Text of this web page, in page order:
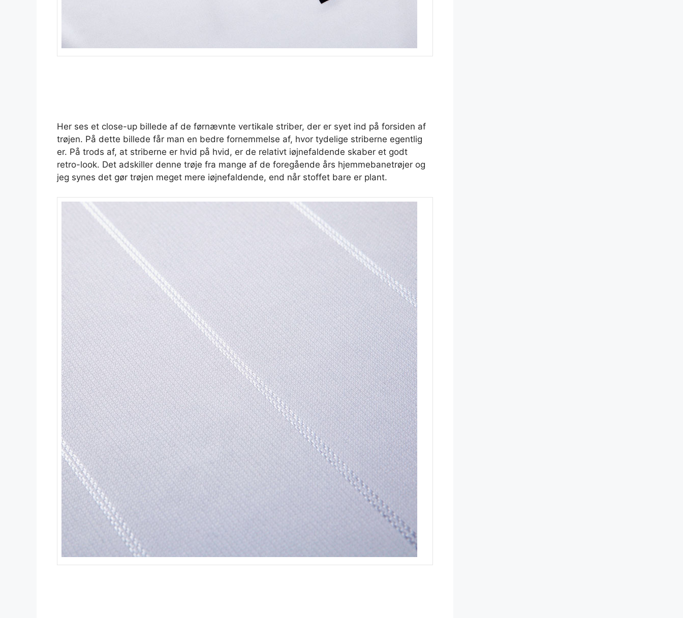
Her ses et close-up billede af de førnævnte vertikale striber, der er syet ind på forsiden af
trøjen. På dette billede får man en bedre fornemmelse af, hvor tydelige striberne egentlig
er. På trods af, at striberne er hvid på hvid, er de relativt iøjnefaldende skaber et godt
retro-look. Det adskiller denne trøje fra mange af de foregående års hjemmebanetrøjer og
jeg synes det gør trøjen meget mere iøjnefaldende, end når stoffet bare er plant.